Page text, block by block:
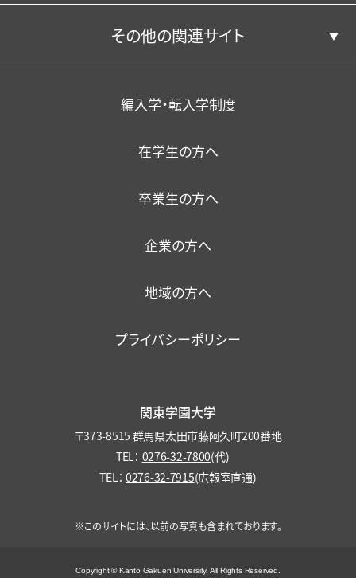
研究成果
教育の特色
情報環境
ファカルティ・ディベロップメント
スポーツマネジメントコース
一般教育担当教員
学生サポート（福利厚生）
学生サポート（福利厚生）
暮らし・相談・アルバイト
各種保険・学内美化
外国人留学生
在籍者出身校一覧
教員の声
関東学園大学附属高等学校
学校法人関東学園
その他の関連サイト
YouTube公式チャンネル
職員採用
編入学・転入学制度
在学生の方へ
卒業生の方へ
企業の方へ
地域の方へ
プライバシーポリシー
関東学園大学
〒373-8515 群馬県太田市藤阿久町200番地
TEL： 0276-32-7800(代)
TEL： 0276-32-7915(広報室直通)
※このサイトには、以前の写真も含まれております。
Copyright © Kanto Gakuen University. All Rights Reserved.